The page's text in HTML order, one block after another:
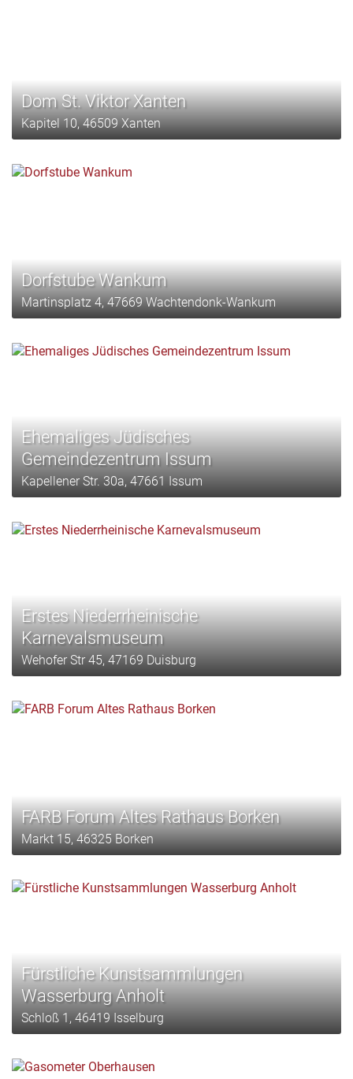
Dom St. Viktor Xanten
Kapitel 10, 46509 Xanten
Dorfstube Wankum
Martinsplatz 4, 47669 Wachtendonk-Wankum
Ehemaliges Jüdisches
Gemeindezentrum Issum
Kapellener Str. 30a, 47661 Issum
Erstes Niederrheinische
Karnevalsmuseum
Wehofer Str 45, 47169 Duisburg
FARB Forum Altes Rathaus Borken
Markt 15, 46325 Borken
Fürstliche Kunstsammlungen
Wasserburg Anholt
Schloß 1, 46419 Isselburg